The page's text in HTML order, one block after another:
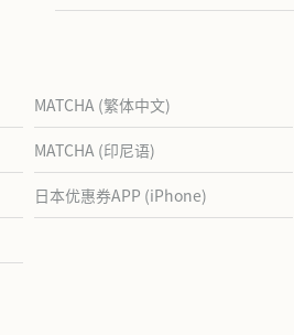
MATCHA (繁体中文)
MATCHA (印尼语)
日本优惠券APP (iPhone)